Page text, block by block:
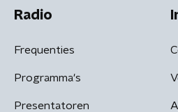
Radio
Frequenties
Programma's
Presentatoren